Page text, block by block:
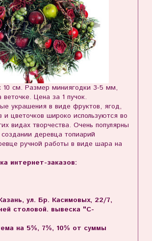
10 см. Размер миниягодки 3-5 мм,
веточке. Цена за 1 пучок.
украшения в виде фруктов, ягод,
и цветочков широко используются во
видах творчества. Очень популярны
деревца топиарий
ручной работы в виде шара на
интернет-заказов:
ул. Бр. Касимовых, 22/7,
столовой. вывеска "С-
на 5%, 7%, 10% от суммы